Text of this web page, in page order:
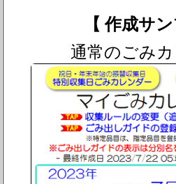
【 作成サン
通常のごみ